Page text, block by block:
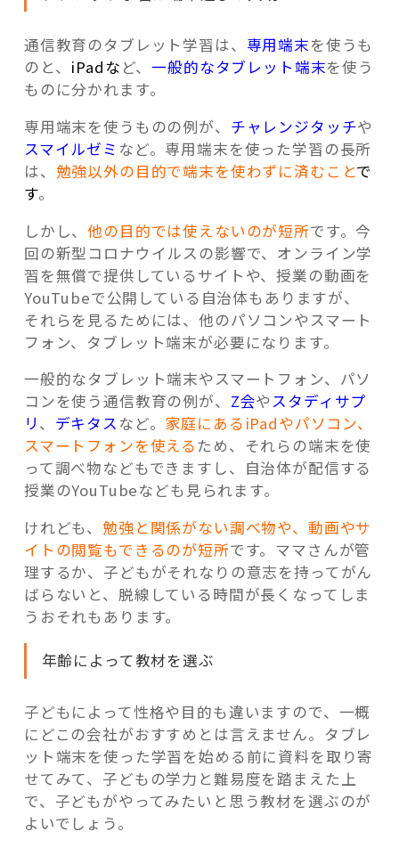
通信教育のタブレット学習は、 専用端末を使うも
のと、 iPadな ど、一般的なタブレット端末を使う
ものに分かれます。
専用端末を使うものの例が、 チャレンジタッチや
スマイルゼミ など。専用端末を使った学習の長所
は、 勉強以外の目的で端末を使わずに済むことで
す。
しかし、他の目的では使えないのが短所です。今
回の新型コロナウイルスの影響で、オンライン学
習を無償で提供しているサイトや、授業の動画を
YouTubeで公開している自治体もありますが、
それらを見るためには、他のパソコンやスマート
フォン、タブレット端末が必要になります。
一般的なタブレット端末やスマートフォン、パソ
コンを使う通信教育の例が、 Z会やスタディサプ
リ 、 デキタス など。 家庭にあるiPadやパソコン、
スマートフォンを使えるため、それらの端末を使
って調べ物などもできますし、自治体が配信する
授業のYouTubeなども見られます。
けれども、 勉強と関係がない調べ物や、動画やサ
イトの閲覧もできるのが短所です。ママさんが管
理するか、子どもがそれなりの意志を持ってがん
ばらないと、脱線している時間が長くなってしま
うおそれもあります。
年齢によって教材を選ぶ
子どもによって性格や目的も違いますので、一概
にどこの会社がおすすめとは言えません。タブレ
ット端末を使った学習を始める前に資料を取り寄
せてみて、子どもの学力と難易度を踏まえた上
で、子どもがやってみたいと思う教材を選ぶのが
よいでしょう。